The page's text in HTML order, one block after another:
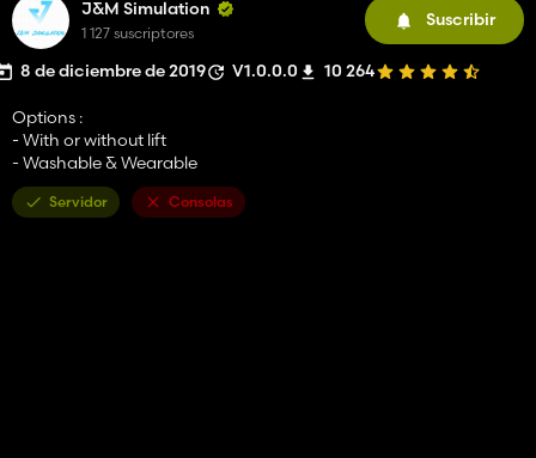
J&M Simulation
1 127 suscriptores
Suscribir
8 de diciembre de 2019 V1.0.0.0 10 264
Options :
- With or without lift
- Washable & Wearable
Servidor Consolas